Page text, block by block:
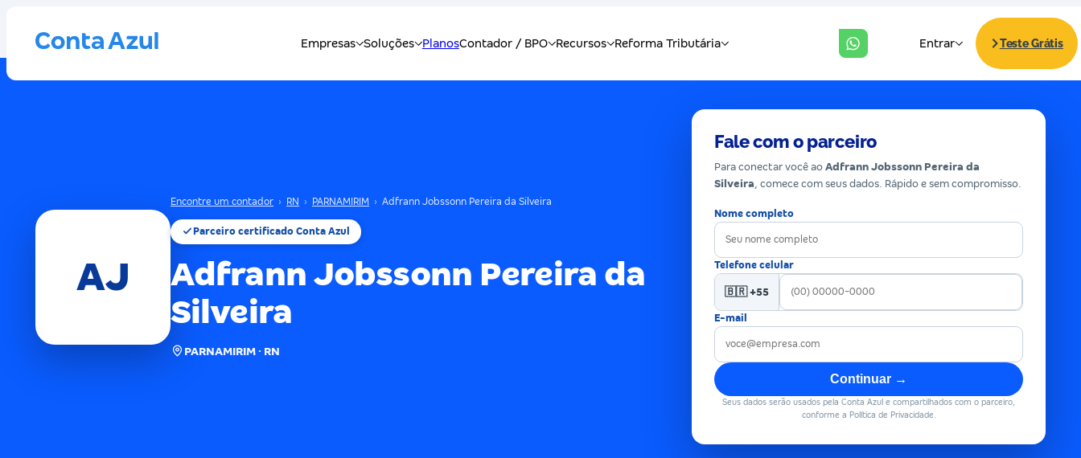
AJ
Encontre um contador › RN › PARNAMIRIM › Adfrann Jobssonn Pereira da Silveira
Parceiro certificado Conta Azul
Adfrann Jobssonn Pereira da
Silveira
PARNAMIRIM · RN
Fale com o parceiro
Para conectar você ao Adfrann Jobssonn Pereira da
Silveira, comece com seus dados. Rápido e sem compromisso.
Nome completo
Telefone celular
🇧🇷 +55
E-mail
Continuar →
Seus dados serão usados pela Conta Azul e compartilhados com o parceiro,
conforme a Política de Privacidade.